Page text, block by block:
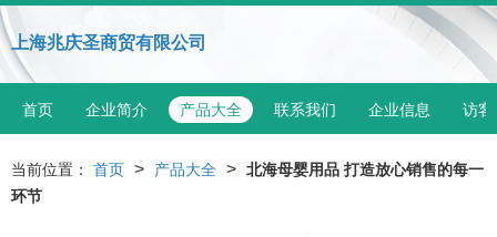
上海兆庆圣商贸有限公司
首页 企业简介 产品大全 联系我们 企业信息 访客
当前位置： 首页 > 产品大全 > 北海母婴用品 打造放心销售的每一
环节